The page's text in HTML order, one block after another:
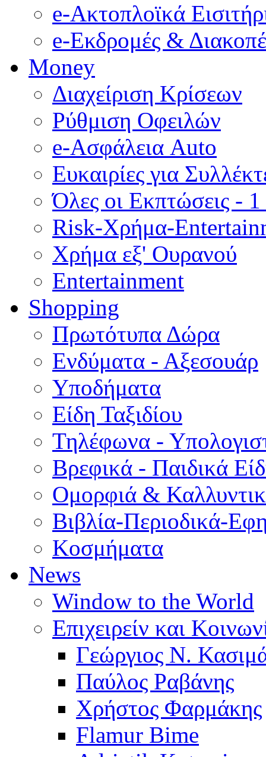
e-Ακτοπλοϊκά
e-Εκδρομές &
Money
Διαχείριση Κρίσεων
Ρύθμιση Οφειλών
e-Ασφάλεια Auto
Ευκαιρίες για
Όλες οι Εκπτώσεις -
Risk-Χρήμα-
Χρήμα εξ' Ουρανού
Entertainment
Shopping
Πρωτότυπα Δώρα
Ενδύματα - Αξεσουάρ
Υποδήματα
Είδη Ταξιδίου
Τηλέφωνα -
Βρεφικά - Παιδικά
Ομορφιά &
Βιβλία-Περιοδικά-
Κοσμήματα
News
Window to the World
Επιχειρείν και
Γεώργιος Ν.
Παύλος Ραβάνης
Χρήστος Φαρμάκης
Flamur Bime